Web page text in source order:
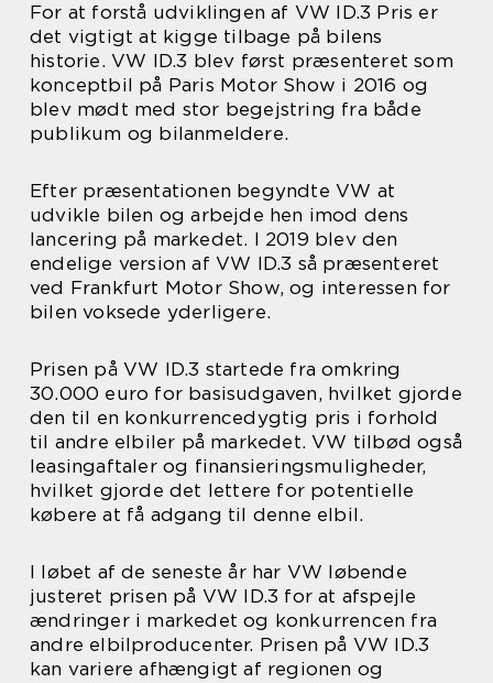
For at forstå udviklingen af VW ID.3 Pris er
det vigtigt at kigge tilbage på bilens
historie. VW ID.3 blev først præsenteret som
konceptbil på Paris Motor Show i 2016 og
blev mødt med stor begejstring fra både
publikum og bilanmeldere.
Efter præsentationen begyndte VW at
udvikle bilen og arbejde hen imod dens
lancering på markedet. I 2019 blev den
endelige version af VW ID.3 så præsenteret
ved Frankfurt Motor Show, og interessen for
bilen voksede yderligere.
Prisen på VW ID.3 startede fra omkring
30.000 euro for basisudgaven, hvilket gjorde
den til en konkurrencedygtig pris i forhold
til andre elbiler på markedet. VW tilbød også
leasingaftaler og finansieringsmuligheder,
hvilket gjorde det lettere for potentielle
købere at få adgang til denne elbil.
I løbet af de seneste år har VW løbende
justeret prisen på VW ID.3 for at afspejle
ændringer i markedet og konkurrencen fra
andre elbilproducenter. Prisen på VW ID.3
kan variere afhængigt af regionen og